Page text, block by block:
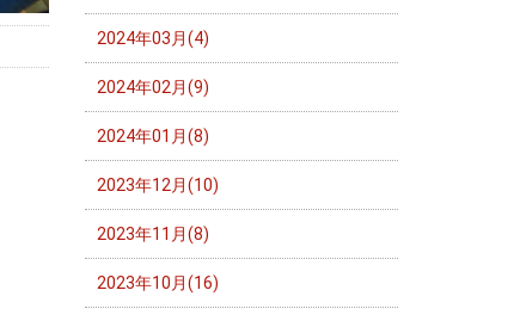
2024年03月(4)
2024年02月(9)
2024年01月(8)
2023年12月(10)
2023年11月(8)
2023年10月(16)